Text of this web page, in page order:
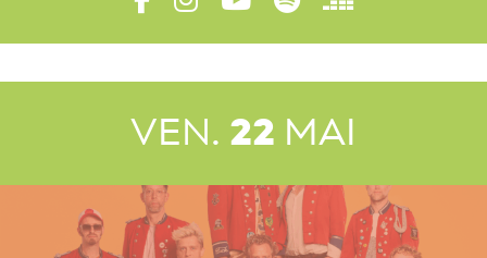
VEN. 22 MAI